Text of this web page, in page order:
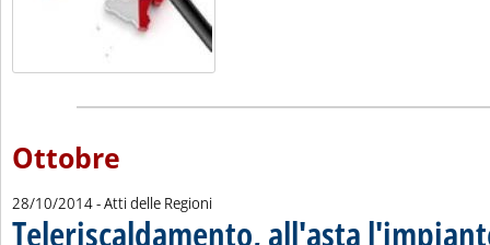
Ottobre
28/10/2014- Atti delle Regioni
Teleriscaldamento, all'asta